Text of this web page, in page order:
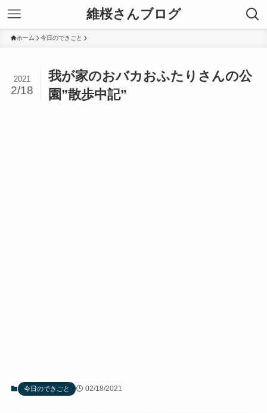
維桜さんブログ
ホーム 今日のできごと
我が家のおバカおふたりさんの公
園”散歩中記”
2021
2/18
今日のできごと 02/18/2021